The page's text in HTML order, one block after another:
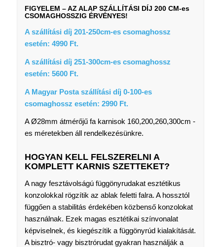
FIGYELEM – AZ ALAP SZÁLLÍTÁSI DÍJ 200 CM-es
CSOMAGHOSSZIG ÉRVÉNYES!
A szállítási díj 201-250cm-es csomaghossz
esetén: 4990 Ft.
A szállítási díj 251-300cm-es csomaghossz
esetén: 5600 Ft.
A Magyar Posta szállítási díj 0-100-es
csomaghossz esetén: 2990 Ft.
A Ø28mm átmérőjű fa karnisok 160,200,260,300cm -
es méretekben áll rendelkezésünkre.
HOGYAN KELL FELSZERELNI A
KOMPLETT KARNIS SZETTEKET?
A nagy fesztávolságú függönyrudakat esztétikus
konzolokkal rögzítik az ablak feletti falra. A hossztól
függően a stabilitás érdekében közbenső konzolokat
használnak. Ezek magas esztétikai színvonalat
képviselnek, és kiegészítik a függönyrúd kialakítását.
A bisztró- vagy bisztrórudat gyakran használják a